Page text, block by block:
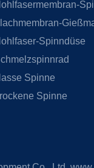
Spinndüse
Spinne
Spinne